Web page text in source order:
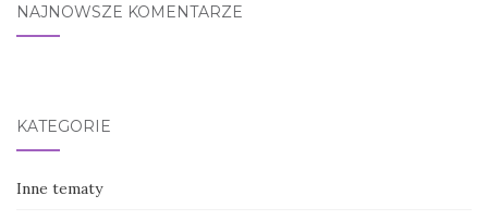
NAJNOWSZE KOMENTARZE
KATEGORIE
Inne tematy